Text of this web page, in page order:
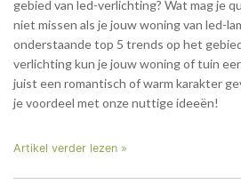
gebied van led-verlichting? Wat mag je
niet missen als je jouw woning van led-
onderstaande top 5 trends op het
verlichting kun je jouw woning of tuin
juist een romantisch of warm karakter
je voordeel met onze nuttige ideeën!
Artikel verder lezen »